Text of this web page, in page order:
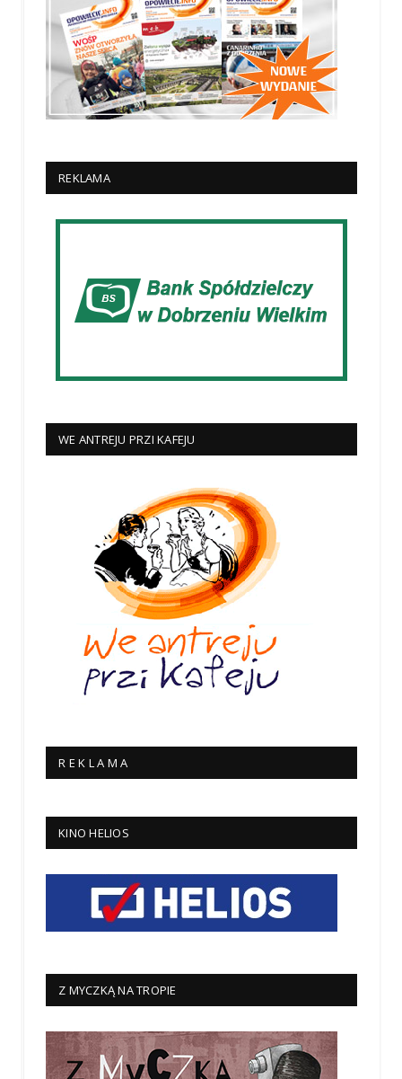
REKLAMA
WE ANTREJU PRZI KAFEJU
R E K L A M A
KINO HELIOS
Z MYCZKĄ NA TROPIE